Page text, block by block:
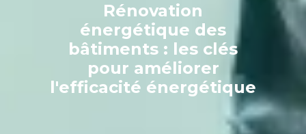
Rénovation
énergétique des
bâtiments : les clés
pour améliorer
l'efficacité énergétique